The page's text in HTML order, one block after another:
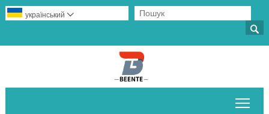

український 